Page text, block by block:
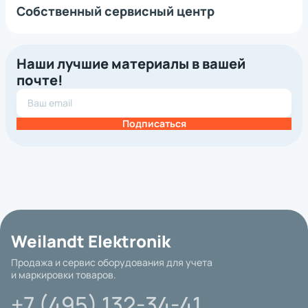
Собственный сервисный центр
Наши лучшие материалы в вашей
почте!
Подписаться
Weilandt Elektronik
Продажа и сервис оборудования для учета
и маркировки товаров.